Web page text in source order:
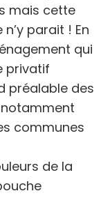
mais cette
parait ! En
qui
privatif
préalable des
communes
de la